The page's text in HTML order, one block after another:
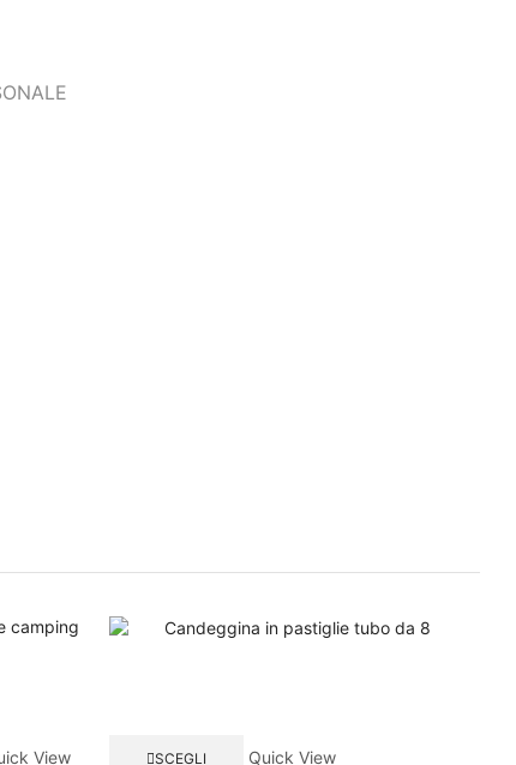
View SCEGLI Quick View